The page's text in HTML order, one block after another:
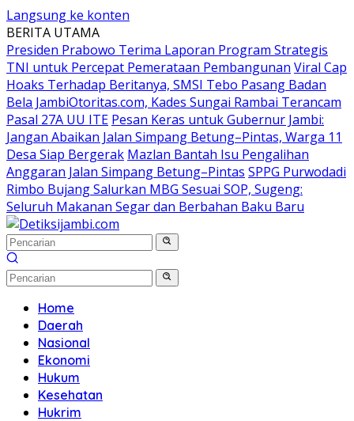
Langsung ke konten
BERITA UTAMA
Presiden Prabowo Terima Laporan Program Strategis
TNI untuk Percepat Pemerataan Pembangunan Viral Cap
Hoaks Terhadap Beritanya, SMSI Tebo Pasang Badan
Bela JambiOtoritas.com, Kades Sungai Rambai Terancam
Pasal 27A UU ITE Pesan Keras untuk Gubernur Jambi:
Jangan Abaikan Jalan Simpang Betung–Pintas, Warga 11
Desa Siap Bergerak Mazlan Bantah Isu Pengalihan
Anggaran Jalan Simpang Betung–Pintas SPPG Purwodadi
Rimbo Bujang Salurkan MBG Sesuai SOP, Sugeng:
Seluruh Makanan Segar dan Berbahan Baku Baru
Home
Daerah
Nasional
Ekonomi
Hukum
Kesehatan
Hukrim